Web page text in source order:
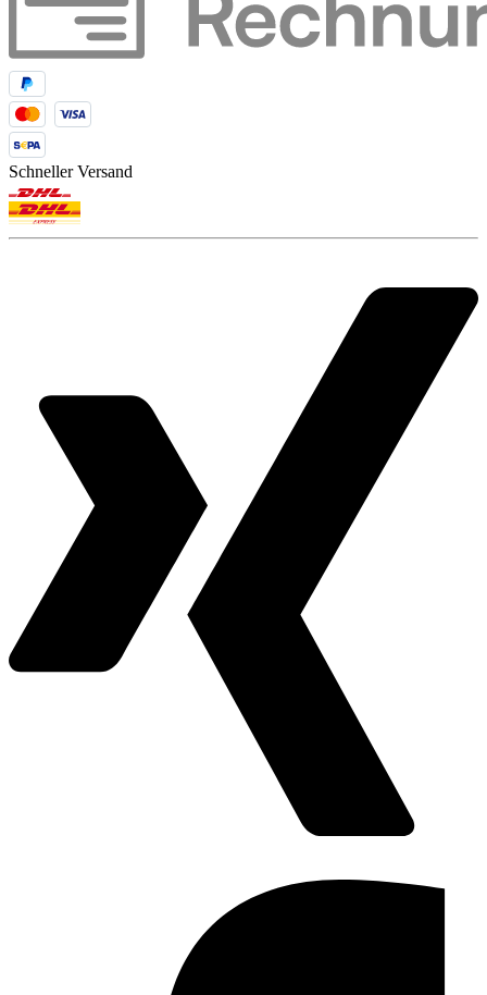
Schneller Versand